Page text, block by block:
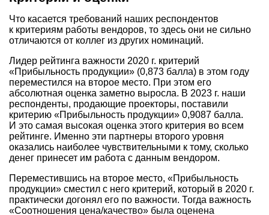
Что касается требований наших респондентов
к критериям работы вендоров, то здесь они не сильно
отличаются от коллег из других номинаций.
Лидер рейтинга важности 2020 г. критерий
«Прибыльность продукции» (0,873 балла) в этом году
переместился на второе место. При этом его
абсолютная оценка заметно выросла. В 2023 г. наши
респонденты, продающие проекторы, поставили
критерию «Прибыльность продукции» 0,9087 балла.
И это самая высокая оценка этого критерия во всем
рейтинге. Именно эти партнеры второго уровня
оказались наиболее чувствительными к тому, сколько
денег принесет им работа с данным вендором.
Переместившись на второе место, «Прибыльность
продукции» сместил с него критерий, который в 2020 г.
практически догонял его по важности. Тогда важность
«Соотношения цена/качество» была оценена